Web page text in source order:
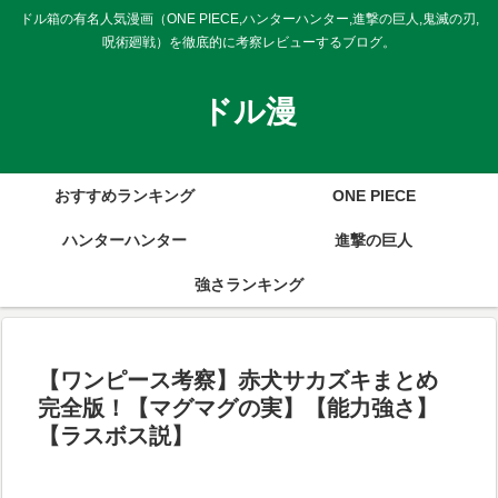
ドル箱の有名人気漫画（ONE PIECE,ハンターハンター,進撃の巨人,鬼滅の刃,
呪術廻戦）を徹底的に考察レビューするブログ。
ドル漫
おすすめランキング ONE PIECE
ハンターハンター 進撃の巨人
強さランキング
【ワンピース考察】赤犬サカズキまとめ
完全版！【マグマグの実】【能力強さ】
【ラスボス説】